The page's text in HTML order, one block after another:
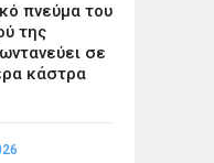
πνεύμα του
της
σε
κάστρα